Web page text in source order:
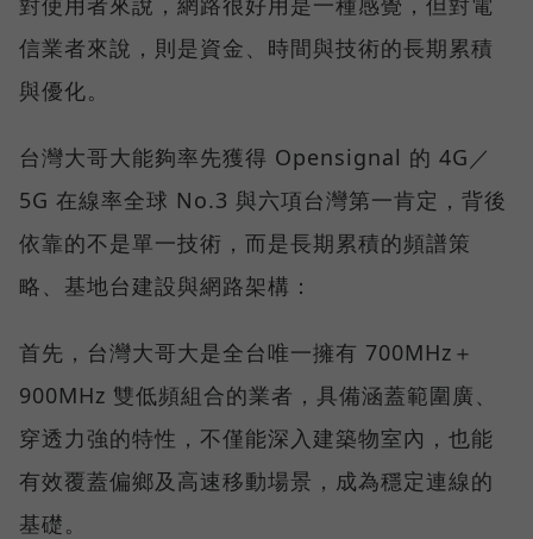
信業者來說，則是資金、時間與技術的長期累積
與優化。
台灣大哥大能夠率先獲得 Opensignal 的 4G／
5G 在線率全球 No.3 與六項台灣第一肯定，背後
依靠的不是單一技術，而是長期累積的頻譜策
略、基地台建設與網路架構：
首先，台灣大哥大是全台唯一擁有 700MHz＋
900MHz 雙低頻組合的業者，具備涵蓋範圍廣、
穿透力強的特性，不僅能深入建築物室內，也能
有效覆蓋偏鄉及高速移動場景，成為穩定連線的
基礎。